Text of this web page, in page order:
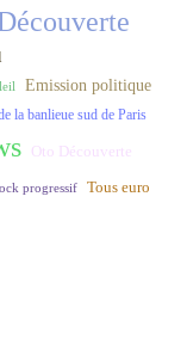
Emission politique
la banlieue sud de Paris
Oto Découverte
progressif Tous euro